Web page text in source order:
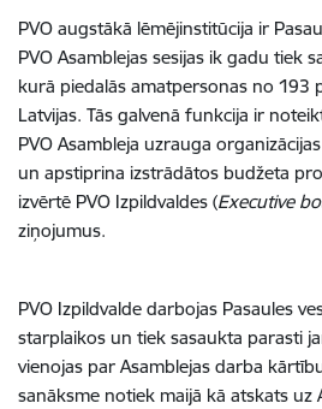
PVO augstākā lēmējinstitūcija ir
PVO Asamblejas sesijas ik gadu tiek
kurā piedalās amatpersonas no 193
Latvijas. Tās galvenā funkcija ir
PVO Asambleja uzrauga
un apstiprina izstrādātos budžeta
izvērtē PVO Izpildvaldes (Executive
ziņojumus.
PVO Izpildvalde darbojas Pasaules
starplaikos un tiek sasaukta parasti
vienojas par Asamblejas darba
sanāksme notiek maijā kā atskats uz